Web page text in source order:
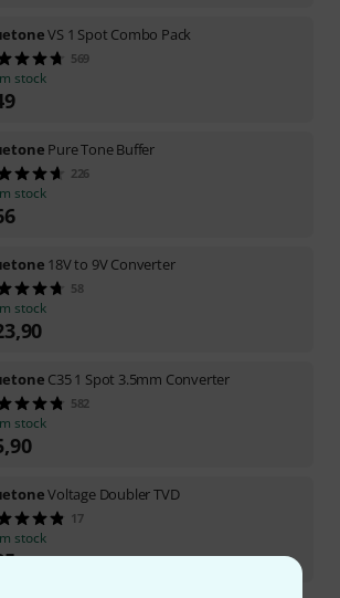
VS 1 Spot Combo Pack
569
stock
Pure Tone Buffer
226
stock
18V to 9V Converter
58
stock
C35 1 Spot 3.5mm Converter
582
stock
Voltage Doubler TVD
17
stock